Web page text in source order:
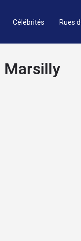
Célébrités Rues
Marsilly